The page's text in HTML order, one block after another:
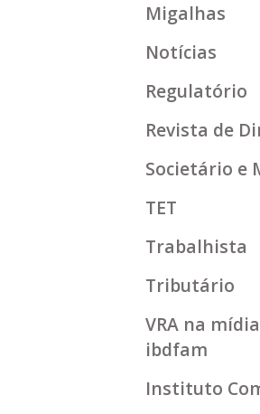
Migalhas
Notícias
Regulatório
Revista de
Societário e
TET
Trabalhista
Tributário
VRA na mídia
ibdfam
Instituto